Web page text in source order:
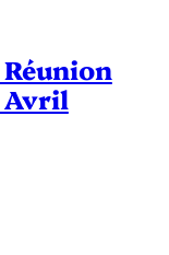
Avril